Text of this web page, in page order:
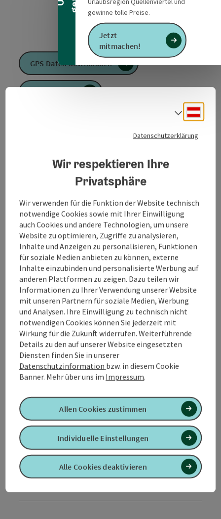
gewinne tolle Preise.
Jetzt
mitmachen!
Mettmach - Duttenberg - Katzenberg - Hobling -
Maierhof - Naderling - Hub - Nagsdorf - Gledt -
Mettmach
Tour und Routeninformationen
An der Strecke
Anreise/Lage
Eignung
Kontakt
Mehr Entdecken
GPS Daten downloaden
Datenschutzerklärung
Wir respektieren Ihre
Privatsphäre
Wir verwenden für die Funktion der Website technisch
notwendige Cookies sowie mit Ihrer Einwilligung
auch Cookies und andere Technologien, um unsere
Website zu optimieren, Zugriffe zu analysieren,
Inhalte und Anzeigen zu personalisieren, Funktionen
für soziale Medien anbieten zu können, externe
Inhalte einzubinden und personalisierte Werbung auf
anderen Plattformen zu zeigen. Dazu teilen wir
Informationen zu Ihrer Verwendung unserer Website
mit unseren Partnern für soziale Medien, Werbung
und Analysen. Ihre Einwilligung zu technisch nicht
notwendigen Cookies können Sie jederzeit mit
Wirkung für die Zukunft widerrufen. Weiterführende
Details zu den auf unserer Website eingesetzten
Diensten finden Sie in unserer
Datenschutzinformation bzw. in diesem Cookie
Banner. Mehr über uns im Impressum.
Alle Cookies deaktivieren
Individuelle Einstellungen
Allen Cookies zustimmen